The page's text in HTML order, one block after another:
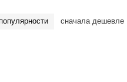
сначала дешевле